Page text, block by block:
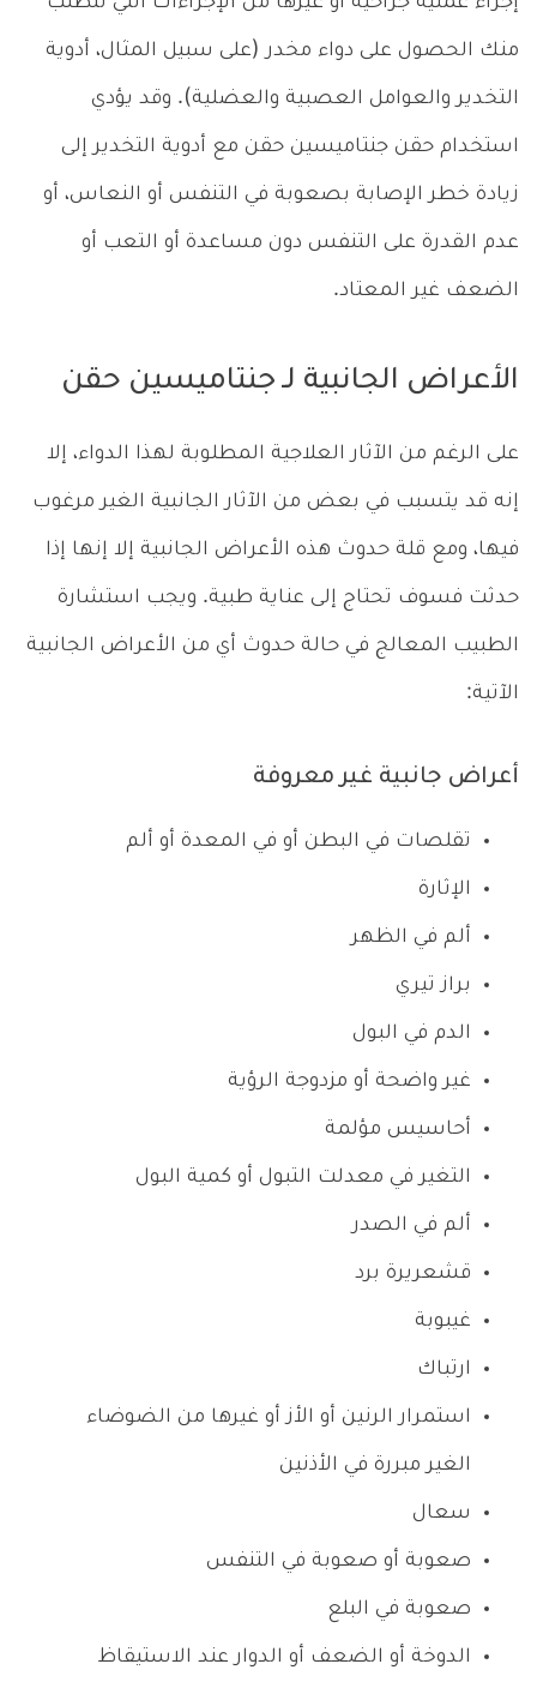
منك الحصول على دواء مخدر (على سبيل المثال، أدوية
التخدير والعوامل العصبية والعضلية). وقد يؤدي
استخدام حقن جنتاميسين حقن مع أدوية التخدير إلى
زيادة خطر الإصابة بصعوبة في التنفس أو النعاس، أو
عدم القدرة على التنفس دون مساعدة أو التعب أو
الضعف غير المعتاد.
الأعراض الجانبية لـ جنتاميسين حقن
على الرغم من الآثار العلاجية المطلوبة لهذا الدواء، إلا
إنه قد يتسبب في بعض من الآثار الجانبية الغير مرغوب
فيها، ومع قلة حدوث هذه الأعراض الجانبية إلا إنها إذا
حدثت فسوف تحتاج إلى عناية طبية. ويجب استشارة
الطبيب المعالج في حالة حدوث أي من الأعراض الجانبية
الآتية:
أعراض جانبية غير معروفة
تقلصات في البطن أو في المعدة أو ألم
الإثارة
ألم في الظهر
براز تيري
الدم في البول
غير واضحة أو مزدوجة الرؤية
أحاسيس مؤلمة
التغير في معدلت التبول أو كمية البول
ألم في الصدر
قشعريرة برد
غيبوبة
ارتباك
استمرار الرنين أو الأز أو غيرها من الضوضاء
الغير مبررة في الأذنين
سعال
صعوبة أو صعوبة في التنفس
صعوبة في البلع
الدوخة أو الضعف أو الدوار عند الاستيقاظ